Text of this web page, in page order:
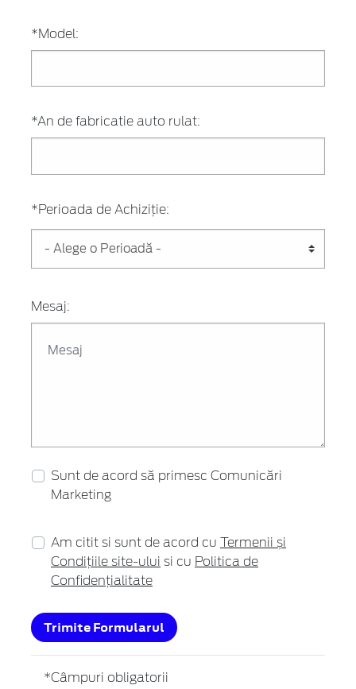
*Model:
*An de fabricatie auto rulat:
*Perioada de Achiziție:
Mesaj:
Sunt de acord să primesc Comunicări
Marketing
Am citit si sunt de acord cu
Termenii și
Condițiile site-ului si cu Politica de
Confidențialitate
Trimite Formularul
*Câmpuri obligatorii